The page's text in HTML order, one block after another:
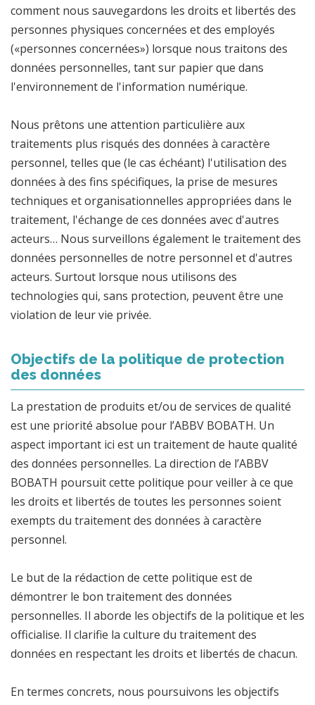
comment nous sauvegardons les droits et libertés des
personnes physiques concernées et des employés
(«personnes concernées») lorsque nous traitons des
données personnelles, tant sur papier que dans
l'environnement de l'information numérique.
Nous prêtons une attention particulière aux
traitements plus risqués des données à caractère
personnel, telles que (le cas échéant) l'utilisation des
données à des fins spécifiques, la prise de mesures
techniques et organisationnelles appropriées dans le
traitement, l'échange de ces données avec d'autres
acteurs… Nous surveillons également le traitement des
données personnelles de notre personnel et d'autres
acteurs. Surtout lorsque nous utilisons des
technologies qui, sans protection, peuvent être une
violation de leur vie privée.
Objectifs de la politique de protection
des données
La prestation de produits et/ou de services de qualité
est une priorité absolue pour l’ABBV BOBATH. Un
aspect important ici est un traitement de haute qualité
des données personnelles. La direction de l’ABBV
BOBATH poursuit cette politique pour veiller à ce que
les droits et libertés de toutes les personnes soient
exempts du traitement des données à caractère
personnel.
Le but de la rédaction de cette politique est de
démontrer le bon traitement des données
personnelles. Il aborde les objectifs de la politique et les
officialise. Il clarifie la culture du traitement des
données en respectant les droits et libertés de chacun.
En termes concrets, nous poursuivons les objectifs